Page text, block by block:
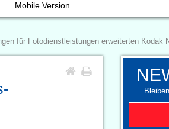
Mobile Version
für Fotodienstleistungen erweiterten Kodak